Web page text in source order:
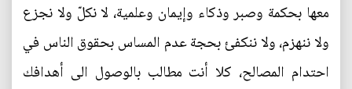
معها بحكمة وصبر وذكاء وإيمان وعلمية، لا نكلّ ولا نجزع
ولا ننهزم، ولا ننكفئ بحجة عدم المساس بحقوق الناس في
احتدام المصالح، كلا أنت مطالب بالوصول الى أهدافك